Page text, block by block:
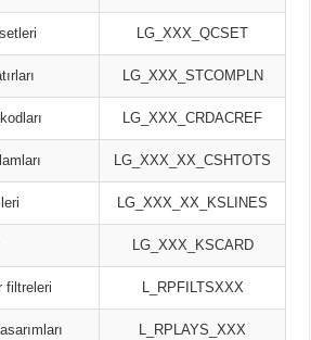
LG_XXX_QCSET
LG_XXX_STCOMPLN
LG_XXX_CRDACREF
LG_XXX_XX_CSHTOTS
LG_XXX_XX_KSLINES
LG_XXX_KSCARD
filtreleri L_RPFILTSXXX
L_RPLAYS_XXX